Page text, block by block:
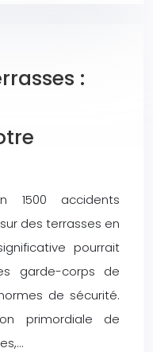
:
1500 accidents
des terrasses en
pourrait
garde-corps de
de sécurité.
primordiale de